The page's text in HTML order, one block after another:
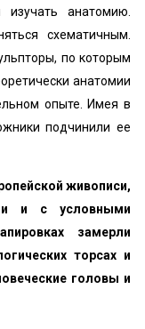
анатомию.
схематичным.
по которым
анатомии
опыте. Имея в
подчинили ее
живописи,
и с условными
замерли
торсах и
головы и